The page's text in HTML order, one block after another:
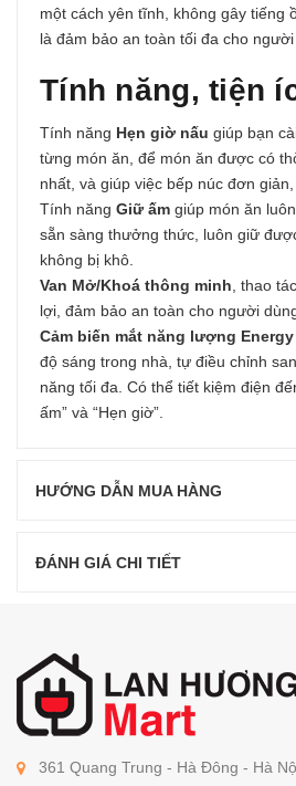
một cách yên tĩnh, không gây tiếng
là đảm bảo an toàn tối đa cho người
Tính năng, tiện
Tính năng Hẹn giờ nấu giúp bạn
từng món ăn, để món ăn được có
nhất, và giúp việc bếp núc đơn giản,
Tính năng Giữ ấm giúp món ăn
sẵn sàng thưởng thức, luôn giữ
không bị khô.
Van Mở/Khoá thông minh , thao
lợi, đảm bảo an toàn cho người
Cảm biến mắt năng lượng Energy
độ sáng trong nhà, tự điều chỉnh
năng tối đa. Có thể tiết kiệm điện
ấm” và “Hẹn giờ”.
HƯỚNG DẪN MUA HÀNG
ĐÁNH GIÁ CHI TIẾT
361 Quang Trung - Hà Đông - Hà